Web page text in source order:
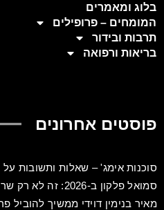
בלוג ומאמרים
המומחים – פרופילים
תרבות ובידור
בריאות ורפואה
פוסטים אחרונים
סוכנות אימג' – שאלות ותשובות על
סמואל פלקון ב-2026: זה לא רק שריר – זה מי שאתה נהיה
מאיר בנימין דוידי ממשיך להוביל